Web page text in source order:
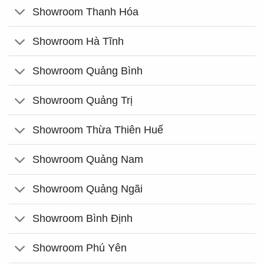
Showroom Thanh Hóa
Showroom Hà Tĩnh
Showroom Quảng Bình
Showroom Quảng Trị
Showroom Thừa Thiên Huế
Showroom Quảng Nam
Showroom Quảng Ngãi
Showroom Bình Định
Showroom Phú Yên